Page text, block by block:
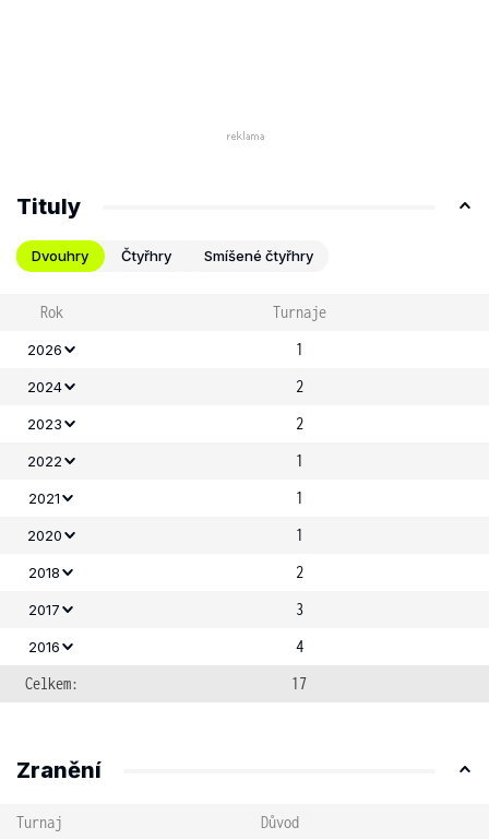
Tituly
Dvouhry Čtyřhry Smíšené čtyřhry
Rok Turnaje
2026 1
2024 2
2023 2
2022 1
2021 1
2020 1
2018 2
2017 3
2016
4
Celkem:
17
Zranění
Turnaj
Důvod